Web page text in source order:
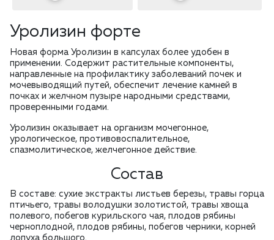
Уролизин форте
Новая форма Уролизин в капсулах более удобен в
применении. Содержит растительные компоненты,
направленные на профилактику заболеваний почек и
мочевыводящий путей, обеспечит лечение камней в
почках и желчном пузыре народными средствами,
проверенными годами.
Уролизин оказывает на организм мочегонное,
урологическое, противовоспалительное,
спазмолитическое, желчегонное действие.
Состав
В составе: сухие экстракты листьев березы, травы горца
птичьего, травы володушки золотистой, травы хвоща
полевого, побегов курильского чая, плодов рябины
черноплодной, плодов рябины, побегов черники, корней
лопуха большого.